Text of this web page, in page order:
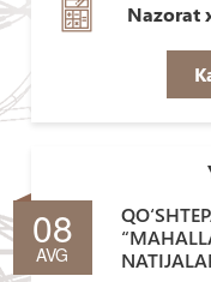
Nazorat
08
AVG